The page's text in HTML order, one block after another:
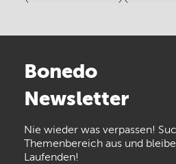
Arturia
the t.bone
Walrus Audio
Bonedo
Newsletter
Nie wieder was verpassen!
Themenbereich aus und
Laufenden!